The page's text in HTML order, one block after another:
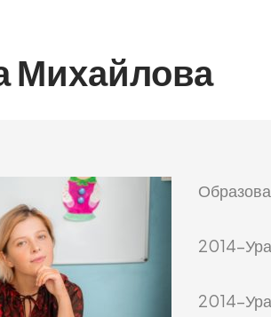
Михайлова
2014-
2014-